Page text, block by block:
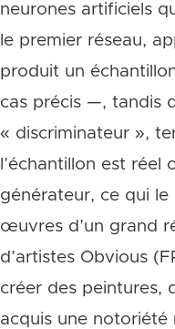
neurones artificiels
le premier réseau,
produit un
cas précis —, tandis
« discriminateur »,
l’échantillon est réel
générateur, ce qui
œuvres d’un grand
d’artistes Obvious
créer des peintures,
acquis une notoriété